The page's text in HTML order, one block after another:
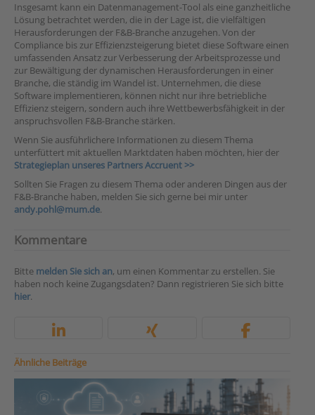
Insgesamt kann ein Datenmanagement-Tool als eine ganzheitliche
Lösung betrachtet werden, die in der Lage ist, die vielfältigen
Herausforderungen der F&B-Branche anzugehen. Von der
Compliance bis zur Effizienzsteigerung bietet diese Software einen
umfassenden Ansatz zur Verbesserung der Arbeitsprozesse und
zur Bewältigung der dynamischen Herausforderungen in einer
Branche, die ständig im Wandel ist. Unternehmen, die diese
Software implementieren, können nicht nur ihre betriebliche
Effizienz steigern, sondern auch ihre Wettbewerbsfähigkeit in der
anspruchsvollen F&B-Branche stärken.
Wenn Sie ausführlichere Informationen zu diesem Thema
unterfüttert mit aktuellen Marktdaten haben möchten, hier der
Strategieplan unseres Partners Accruent >>
Sollten Sie Fragen zu diesem Thema oder anderen Dingen aus der
F&B-Branche haben, melden Sie sich gerne bei mir unter
andy.pohl@mum.de.
Kommentare
Bitte melden Sie sich an, um einen Kommentar zu erstellen. Sie
haben noch keine Zugangsdaten? Dann registrieren Sie sich bitte
hier.
Ähnliche Beiträge